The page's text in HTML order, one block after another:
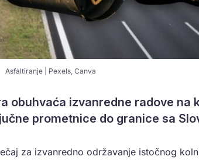
Asfaltiranje | Pexels, Canva
obuhvaća izvanredne radove na
prometnice do granice sa
za izvanredno održavanje istočnog